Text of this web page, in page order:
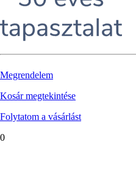
Megrendelem
Kosár megtekintése
Folytatom a vásárlást
0